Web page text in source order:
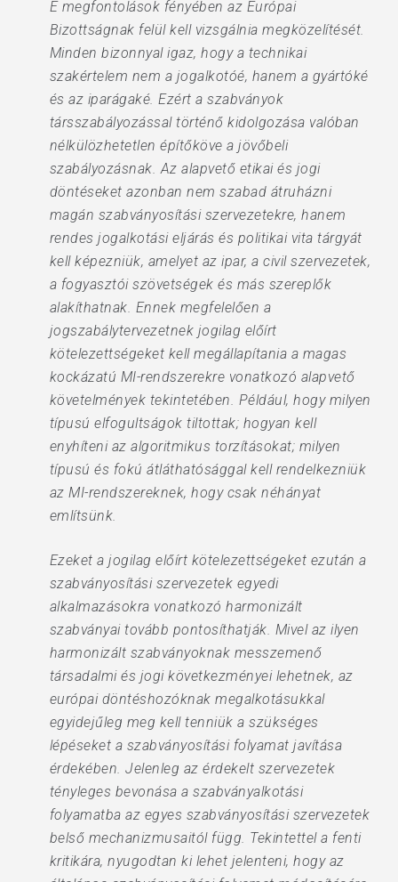
E megfontolások fényében az Európai
Bizottságnak felül kell vizsgálnia megközelítését.
Minden bizonnyal igaz, hogy a technikai
szakértelem nem a jogalkotóé, hanem a gyártóké
és az iparágaké. Ezért a szabványok
társszabályozással történő kidolgozása valóban
nélkülözhetetlen építőköve a jövőbeli
szabályozásnak. Az alapvető etikai és jogi
döntéseket azonban nem szabad átruházni
magán szabványosítási szervezetekre, hanem
rendes jogalkotási eljárás és politikai vita tárgyát
kell képezniük, amelyet az ipar, a civil szervezetek,
a fogyasztói szövetségek és más szereplők
alakíthatnak. Ennek megfelelően a
jogszabálytervezetnek jogilag előírt
kötelezettségeket kell megállapítania a magas
kockázatú MI-rendszerekre vonatkozó alapvető
követelmények tekintetében. Például, hogy milyen
típusú elfogultságok tiltottak; hogyan kell
enyhíteni az algoritmikus torzításokat; milyen
típusú és fokú átláthatósággal kell rendelkezniük
az MI-rendszereknek, hogy csak néhányat
említsünk.
Ezeket a jogilag előírt kötelezettségeket ezután a
szabványosítási szervezetek egyedi
alkalmazásokra vonatkozó harmonizált
szabványai tovább pontosíthatják. Mivel az ilyen
harmonizált szabványoknak messzemenő
társadalmi és jogi következményei lehetnek, az
európai döntéshozóknak megalkotásukkal
egyidejűleg meg kell tenniük a szükséges
lépéseket a szabványosítási folyamat javítása
érdekében. Jelenleg az érdekelt szervezetek
tényleges bevonása a szabványalkotási
folyamatba az egyes szabványosítási szervezetek
belső mechanizmusaitól függ. Tekintettel a fenti
kritikára, nyugodtan ki lehet jelenteni, hogy az